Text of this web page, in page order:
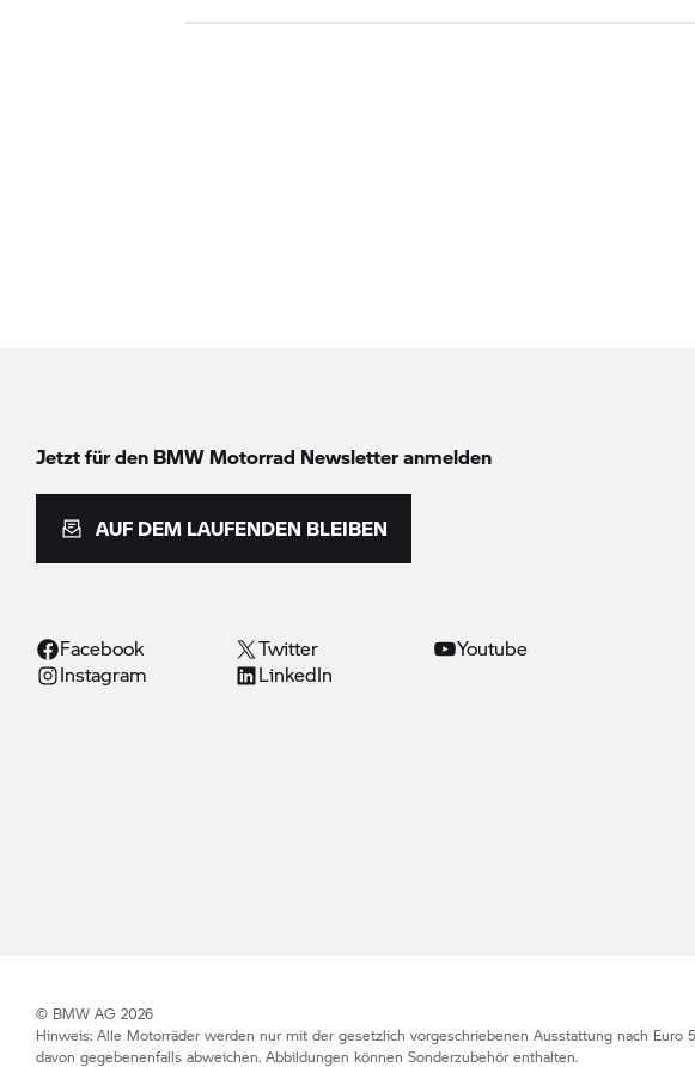
Jetzt für den BMW Motorrad Newsletter anmelden
AUF DEM LAUFENDEN BLEIBEN
Facebook Twitter
Youtube
Instagram
LinkedIn
© BMW AG 2026
Hinweis: Alle Motorräder werden nur mit der gesetzlich vorgeschriebenen Ausstattung nach
davon gegebenenfalls abweichen. Abbildungen können Sonderzubehör enthalten.